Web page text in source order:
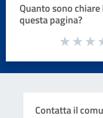
Quanto sono
questa pagina?
Valuta da 1 a 5 stelle la
Contatta il